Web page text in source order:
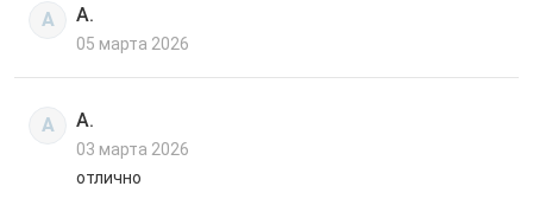
А А.
05 марта 2026
А А.
03 марта 2026
отлично